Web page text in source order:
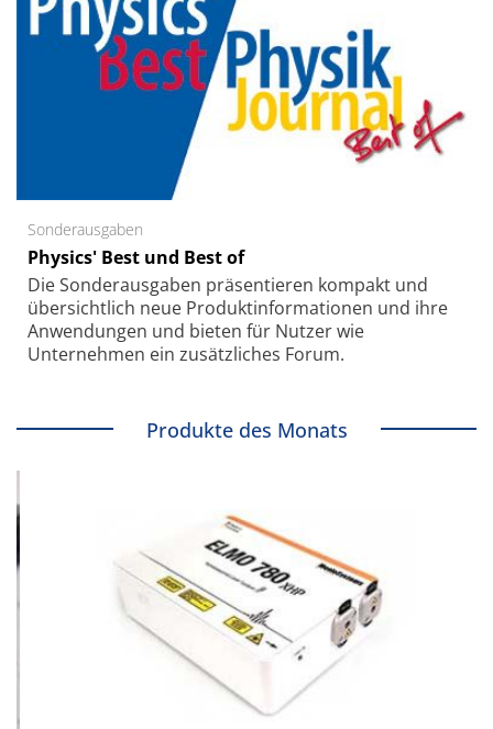
Sonderausgaben
Physics' Best und Best of
Die Sonder­ausgaben präsentieren kompakt und
übersichtlich neue Produkt­informationen und ihre
Anwendungen und bieten für Nutzer wie
Unternehmen ein zusätzliches Forum.
Produkte des Monats